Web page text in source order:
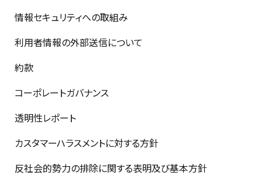
情報セキュリティへの取組み
利用者情報の外部送信について
約款
コーポレートガバナンス
透明性レポート
カスタマーハラスメントに対する方針
反社会的勢力の排除に関する表明及び基本方針